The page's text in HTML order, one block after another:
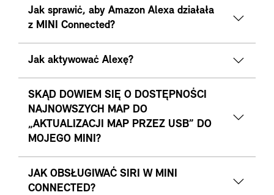
Jak sprawić, aby Amazon Alexa działała
z MINI Connected?
Jak aktywować Alexę?
SKĄD DOWIEM SIĘ O DOSTĘPNOŚCI
NAJNOWSZYCH MAP DO
„AKTUALIZACJI MAP PRZEZ USB” DO
MOJEGO MINI?
JAK OBSŁUGIWAĆ SIRI W MINI
CONNECTED?